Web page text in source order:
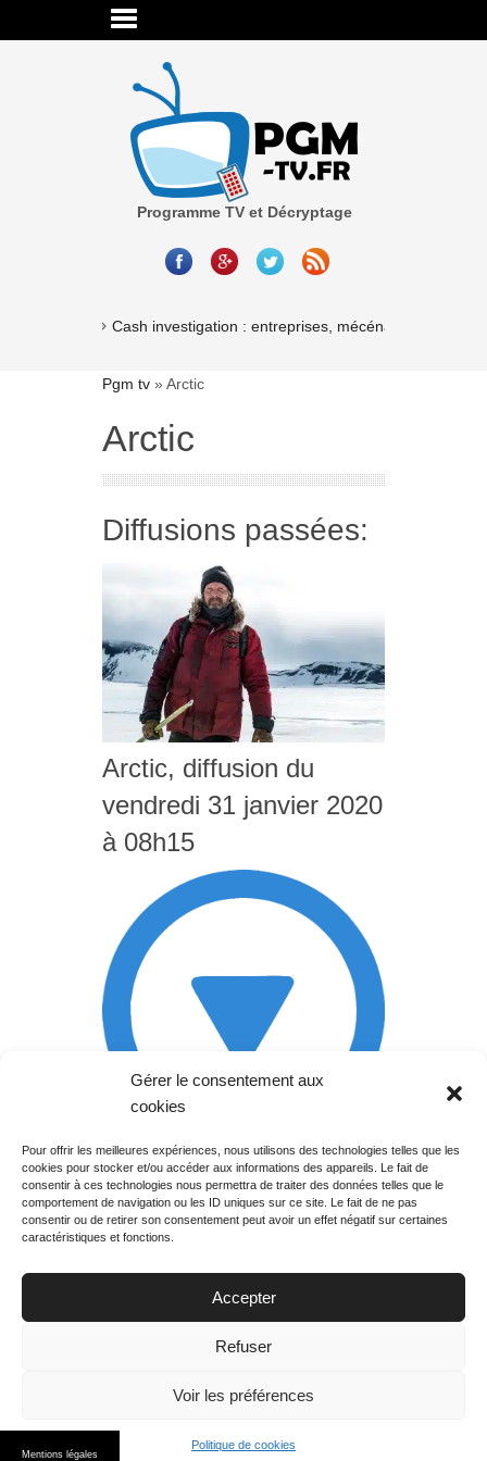
Gérer le consentement aux
cookies
Pour offrir les meilleures expériences, nous utilisons des technologies telles que les
cookies pour stocker et/ou accéder aux informations des appareils. Le fait de
consentir à ces technologies nous permettra de traiter des données telles que le
comportement de navigation ou les ID uniques sur ce site. Le fait de ne pas
consentir ou de retirer son consentement peut avoir un effet négatif sur certaines
caractéristiques et fonctions.
Accepter
Refuser
Voir les préférences
Politique de cookies
Mentions légales
Programme TV et Décryptage
Cash investigation : entreprises, mécénat,
Pgm tv » Arctic
Arctic
Diffusions passées:
Arctic, diffusion du
vendredi 31 janvier 2020
à 08h15
Rechercher votre
programme
Votre soirée :
PGM TV. All Rights Reserved.